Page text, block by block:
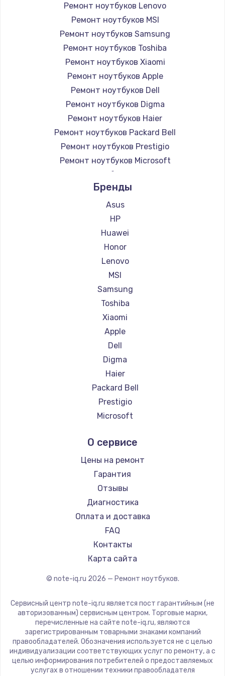
Ремонт ноутбуков Lenovo
Ремонт ноутбуков MSI
Ремонт ноутбуков Samsung
Ремонт ноутбуков Toshiba
Ремонт ноутбуков Xiaomi
Ремонт ноутбуков Apple
Ремонт ноутбуков Dell
Ремонт ноутбуков Digma
Ремонт ноутбуков Haier
Ремонт ноутбуков Packard Bell
Ремонт ноутбуков Prestigio
Ремонт ноутбуков Microsoft
Ремонт ноутбуков Alienware
Ремонт ноутбуков Aquarius
Ремонт ноутбуков Gigabyte
Ремонт ноутбуков Aorus
Ремонт ноутбуков Maibenben
Ремонт ноутбуков Getac
Ремонт ноутбуков Epson
Ремонт ноутбуков Philips
Ремонт ноутбуков LG
Ремонт ноутбуков Panasonic
Ремонт ноутбуков Irbis
Ремонт ноутбуков Thunderobot
Ремонт ноутбуков Hasee
Ремонт ноутбуков ZTE
Ремонт ноутбуков Hiper
Ремонт ноутбуков Evga
Ремонт ноутбуков Google
Ремонт ноутбуков Echips
Ремонт ноутбуков Predator
Ремонт ноутбуков iru
Ремонт ноутбуков Machenike
Ремонт ноутбуков DEXP
Ремонт ноутбуков Teclast
Ремонт ноутбуков CHUWI
Ремонт ноутбуков Colorful
Бренды
Asus
HP
Huawei
Honor
Lenovo
MSI
Samsung
Toshiba
Xiaomi
Apple
Dell
Digma
Haier
Packard Bell
Prestigio
Microsoft
Aquarius
Gigabyte
Aorus
Maibenben
Getac
Epson
Philips
LG
Panasonic
ZTE
Hiper
Evga
Google
Echips
О сервисе
Цены на ремонт
Гарантия
Отзывы
Диагностика
Оплата и доставка
FAQ
Контакты
Карта сайта
© note-iq.ru 2026 — Ремонт ноутбуков.
Сервисный центр note-iq.ru является пост гарантийным (не
авторизованным) сервисным центром. Торговые марки,
перечисленные на сайте note-iq.ru, являются
зарегистрированным товарными знаками компаний
правообладателей. Обозначения используется не с целью
индивидуализации соответствующих услуг по ремонту, а с
целью информирования потребителей о предоставляемых
услугах в отношении техники правообладателя